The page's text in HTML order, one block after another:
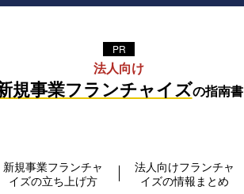
法⼈向け
規事業フランチャイズの指南書
新規事業フランチャ
イズの立ち上げ方
法人向けフランチャ
イズの情報まとめ